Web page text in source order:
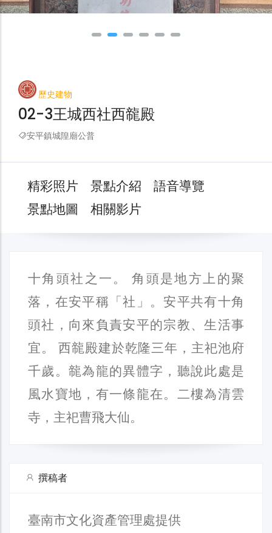
歷史建物
02-3王城西社西㡣殿
安平鎮城隍廟公普
精彩照片 景點介紹
語音導覽
景點地圖
相關影片
十角頭社之一。 角頭是地方上的聚
落，在安平稱「社」。安平共有十角
頭社，向來負責安平的宗教、生活事
宜。 西㡣殿建於乾隆三年，主祀池府
千歲。㡣為龍的異體字，聽說此處是
風水寶地，有一條龍在。二樓為清雲
寺，主祀曹飛大仙。
撰稿者
臺南市文化資產管理處提供